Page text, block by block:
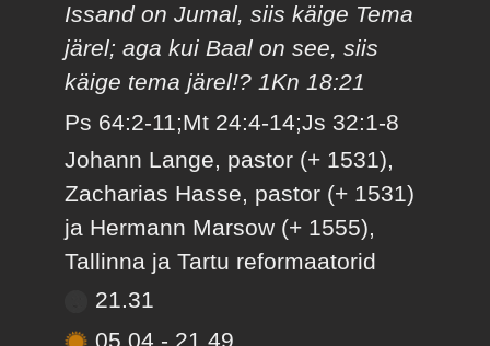
Issand on Jumal, siis käige Tema
järel; aga kui Baal on see, siis
käige tema järel!? 1Kn 18:21
Ps 64:2-11;Mt 24:4-14;Js 32:1-8
Johann Lange, pastor (+ 1531),
Zacharias Hasse, pastor (+ 1531)
ja Hermann Marsow (+ 1555),
Tallinna ja Tartu reformaatorid
21.31
05.04 - 21.49